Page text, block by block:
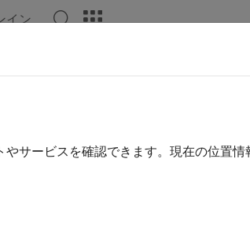
イン
サービスを確認できます。現在の位置情